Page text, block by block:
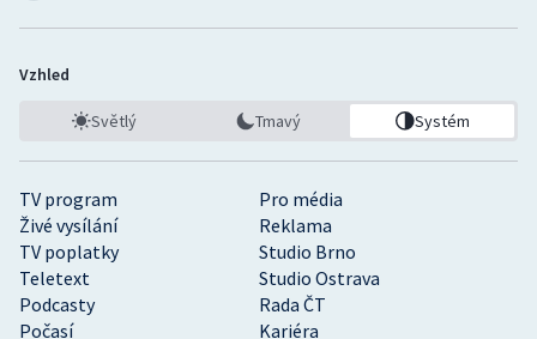
TV program
Pro média
Živé vysílání
Reklama
TV poplatky
Studio Brno
Teletext
Studio Ostrava
Podcasty
Rada ČT
Počasí
Kariéra
Vzhled
Světlý Tmavý Systém